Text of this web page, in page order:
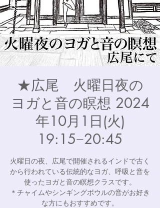
★広尾 火曜日夜の
ヨガと音の瞑想 2024
年10月1日(火)
19:15−20:45
火曜日の夜、広尾で開催されるインドで古く
から行われている伝統的なヨガ、呼吸と音を
使ったヨガと音の瞑想クラスです。
＊チャイムやシンギングボウルの音がお好き
な方にもおすすめです。